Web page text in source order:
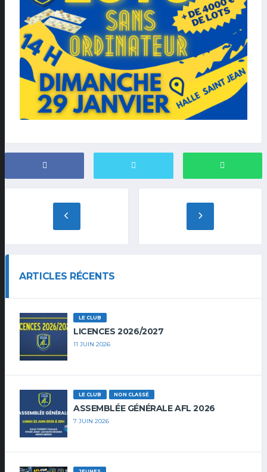
ARTICLES RÉCENTS
LE CLUB
LICENCES 2026/2027
11 JUIN 2026
LE CLUB NON CLASSÉ
ASSEMBLÉE GÉNÉRALE AFL 2026
7 JUIN 2026